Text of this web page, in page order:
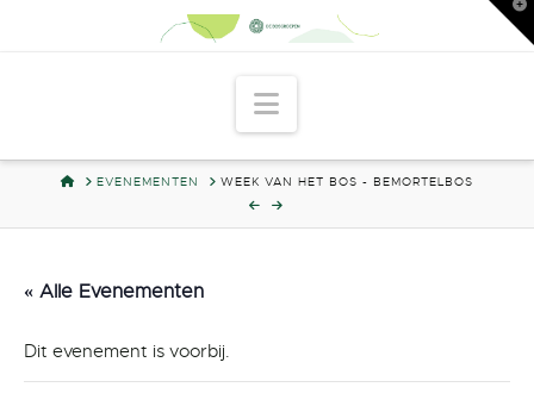
Navigation
HOMEEVENEMENTEN WEEK VAN HET BOS - BEMORTELBOS
« Alle Evenementen
Dit evenement is voorbij.